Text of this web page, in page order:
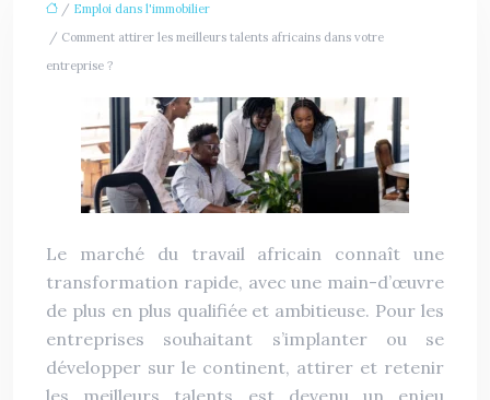
/ Emploi dans l'immobilier
/ Comment attirer les meilleurs talents africains dans votre
entreprise ?
Le marché du travail africain connaît une
transformation rapide, avec une main-d’œuvre
de plus en plus qualifiée et ambitieuse. Pour les
entreprises souhaitant s’implanter ou se
développer sur le continent, attirer et retenir
les meilleurs talents est devenu un enjeu